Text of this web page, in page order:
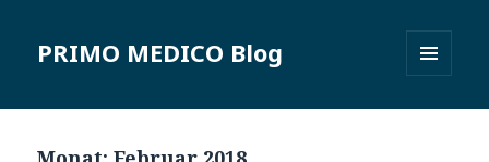
PRIMO MEDICO Blog